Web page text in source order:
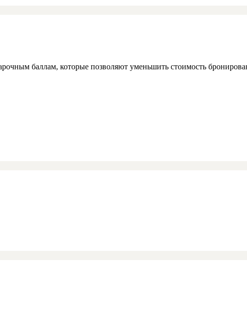
баллам, которые позволяют уменьшить стоимость